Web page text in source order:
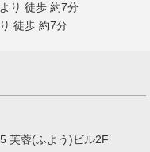
り 徒歩 約7分
徒歩 約7分
芙蓉(ふよう)ビル2F